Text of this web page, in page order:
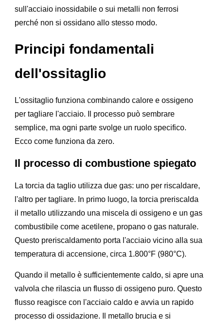
sull'acciaio inossidabile o sui metalli non ferrosi
perché non si ossidano allo stesso modo.
Principi fondamentali
dell'ossitaglio
L'ossitaglio funziona combinando calore e ossigeno
per tagliare l'acciaio. Il processo può sembrare
semplice, ma ogni parte svolge un ruolo specifico.
Ecco come funziona da zero.
Il processo di combustione spiegato
La torcia da taglio utilizza due gas: uno per riscaldare,
l'altro per tagliare. In primo luogo, la torcia preriscalda
il metallo utilizzando una miscela di ossigeno e un gas
combustibile come acetilene, propano o gas naturale.
Questo preriscaldamento porta l'acciaio vicino alla sua
temperatura di accensione, circa 1.800°F (980°C).
Quando il metallo è sufficientemente caldo, si apre una
valvola che rilascia un flusso di ossigeno puro. Questo
flusso reagisce con l'acciaio caldo e avvia un rapido
processo di ossidazione. Il metallo brucia e si